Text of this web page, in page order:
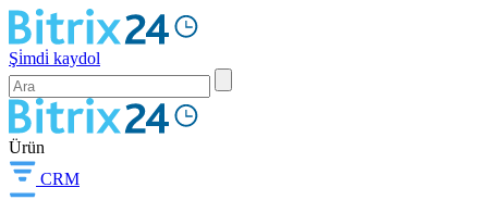
Şi̇mdi̇ kaydol
Ürün
CRM